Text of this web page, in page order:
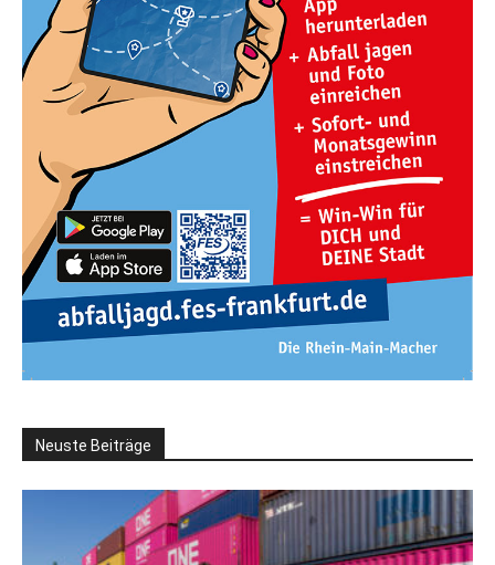
Neuste Beiträge